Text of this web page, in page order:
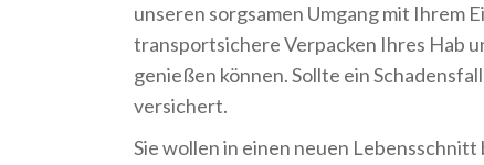
unseren sorgsamen Umgang mit Ihrem
transportsichere Verpacken Ihres Hab
genießen können. Sollte ein
versichert.
Sie wollen in einen neuen